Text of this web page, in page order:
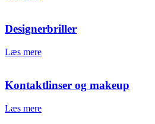
Designerbriller
Læs mere
Kontaktlinser og makeup
Læs mere